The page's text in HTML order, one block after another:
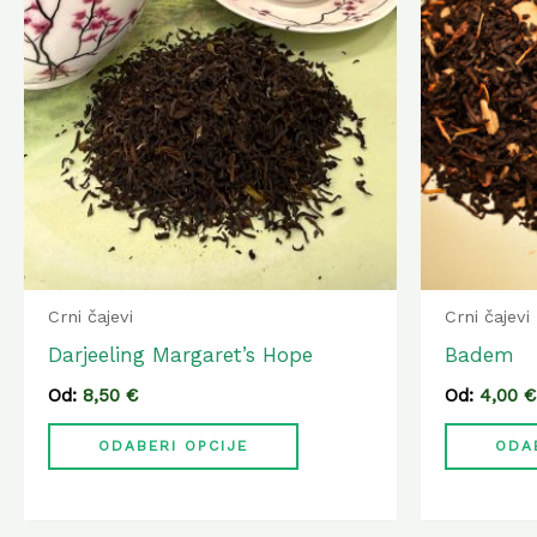
Crni čajevi
Darjeeling Margaret’s Hope
Od: 8,50 €
ODABERI OPCIJE
ima
više
varijanti.
Opcije
se
mogu
odabrati
Crni čajevi
Badem
Od: 4,00 €